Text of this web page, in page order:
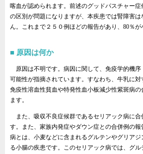
喀血が認められます。前述のグッドパスチャー
の区別が問題になりますが、本疾患では腎障害
ん。これまで２５０例ほどの報告があり、80％が
原因は何か
原因は不明です。病因に関して、免疫学的機序
可能性が指摘されています。すなわち、牛乳に
免疫性溶血性貧血や特発性血小板減少性紫斑病
ます。
また、吸収不良症候群であるセリアック病に合
す。また、家族内発症やダウン症との合併例の
病とは、小麦などに含まれるグルテンやグリア
る小腸の疾患です。このセリアック病では、グ